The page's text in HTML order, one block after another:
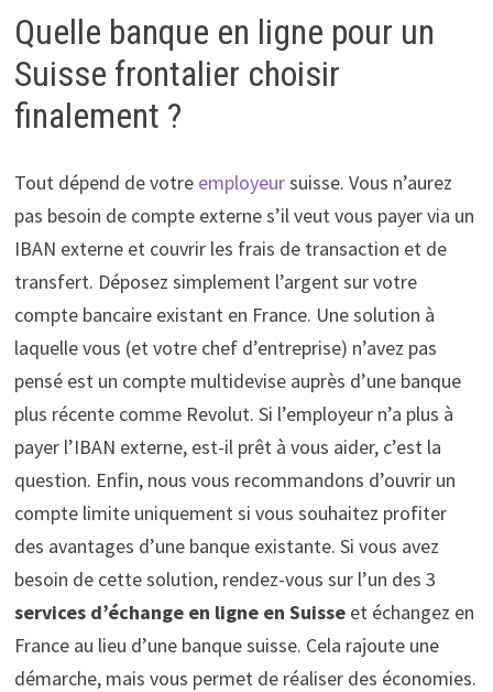
Quelle banque en ligne pour un
Suisse frontalier choisir
finalement ?
Tout dépend de votre employeursuisse. Vous n’aurez
pas besoin de compte externe s’il veut vous payer via un
IBAN externe et couvrir les frais de transaction et de
transfert. Déposez simplement l’argent sur votre
compte bancaire existant en France. Une solution à
laquelle vous (et votre chef d’entreprise) n’avez pas
pensé est un compte multidevise auprès d’une banque
plus récente comme Revolut. Si l’employeur n’a plus à
payer l’IBAN externe, est-il prêt à vous aider, c’est la
question. Enfin, nous vous recommandons d’ouvrir un
compte limite uniquement si vous souhaitez profiter
des avantages d’une banque existante. Si vous avez
besoin de cette solution, rendez-vous sur l’un des 3
services d’échange en ligne en Suisse et échangez en
France au lieu d’une banque suisse. Cela rajoute une
démarche, mais vous permet de réaliser des économies.